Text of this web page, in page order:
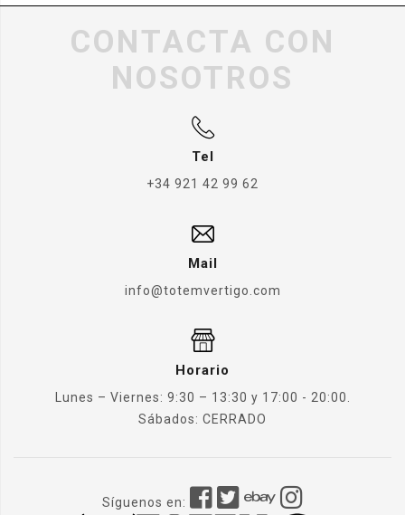
CONTACTA CON
NOSOTROS
Tel
+34 921 42 99 62
Mail
info@totemvertigo.com
Horario
Lunes – Viernes: 9:30 – 13:30 y 17:00 - 20:00.
Sábados: CERRADO
Síguenos en: